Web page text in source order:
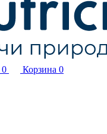
0 Корзина 0